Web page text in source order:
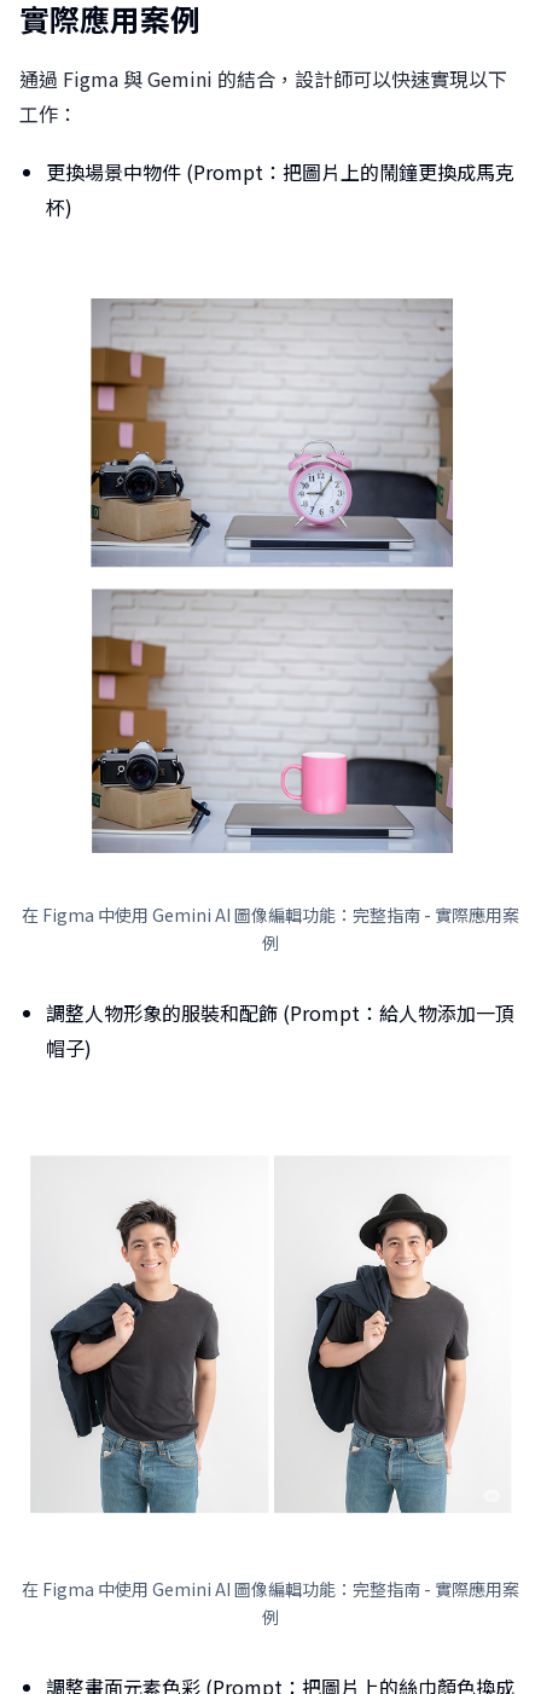
實際應用案例
通過 Figma 與 Gemini 的結合，設計師可以快速實現以下
工作：
更換場景中物件 (Prompt：把圖片上的鬧鐘更換成馬克
杯)
在 Figma 中使用 Gemini AI 圖像編輯功能：完整指南 - 實際應用案
例
調整人物形象的服裝和配飾 (Prompt：給人物添加一頂
帽子)
在 Figma 中使用 Gemini AI 圖像編輯功能：完整指南 - 實際應用案
例
調整畫面元素色彩 (Prompt：把圖片上的絲巾顏色換成